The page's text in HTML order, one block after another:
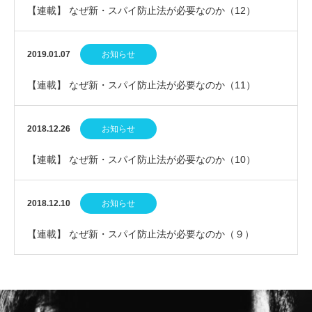
【連載】 なぜ新・スパイ防止法が必要なのか（12）
2019.01.07 お知らせ
【連載】 なぜ新・スパイ防止法が必要なのか（11）
2018.12.26 お知らせ
【連載】 なぜ新・スパイ防止法が必要なのか（10）
2018.12.10 お知らせ
【連載】 なぜ新・スパイ防止法が必要なのか（９）